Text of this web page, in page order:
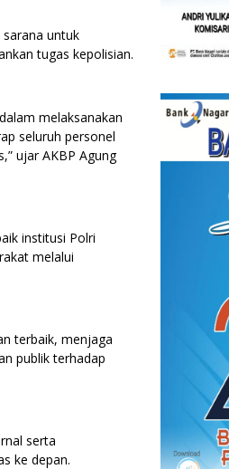
untuk
tugas kepolisian.
melaksanakan
seluruh personel
ujar AKBP Agung
institusi Polri
melalui
terbaik, menjaga
publik terhadap
serta
ke depan.